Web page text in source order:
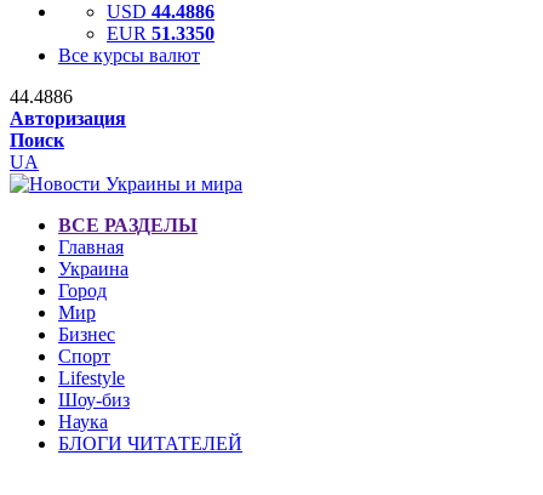
USD 44.4886
EUR 51.3350
Все курсы валют
44.4886
Авторизация
Поиск
UA
ВСЕ РАЗДЕЛЫ
Главная
Украина
Город
Мир
Бизнес
Спорт
Lifestyle
Шоу-биз
Наука
БЛОГИ ЧИТАТЕЛЕЙ